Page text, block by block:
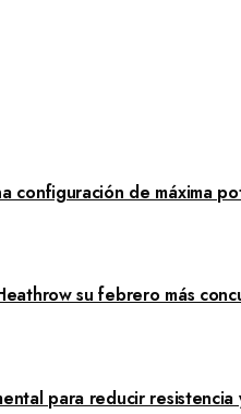
configuración de máxima
su febrero más
para reducir